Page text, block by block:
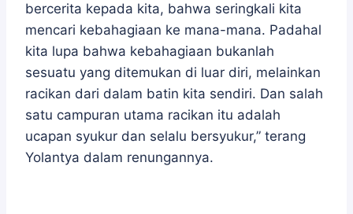
bercerita kepada kita, bahwa seringkali kita
mencari kebahagiaan ke mana-mana. Padahal
kita lupa bahwa kebahagiaan bukanlah
sesuatu yang ditemukan di luar diri, melainkan
racikan dari dalam batin kita sendiri. Dan salah
satu campuran utama racikan itu adalah
ucapan syukur dan selalu bersyukur,” terang
Yolantya dalam renungannya.